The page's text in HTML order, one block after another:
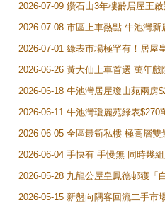
2026-07-09 鑽石山3年樓齡居屋王
2026-07-08 市區上車熱點 牛池灣
2026-07-01 綠表市場極罕有！居屋
2026-06-26 黃大仙上車首選 萬年
2026-06-18 牛池灣居屋瓊山苑兩房
2026-06-11 牛池灣瓊麗苑綠表
2026-06-05 全區最筍私樓 極高層
2026-06-04 手快有 手慢無 同時幾
2026-05-28 九龍公屋皇鳳德邨獲「
2026-05-15 新盤向隅客回流二手市